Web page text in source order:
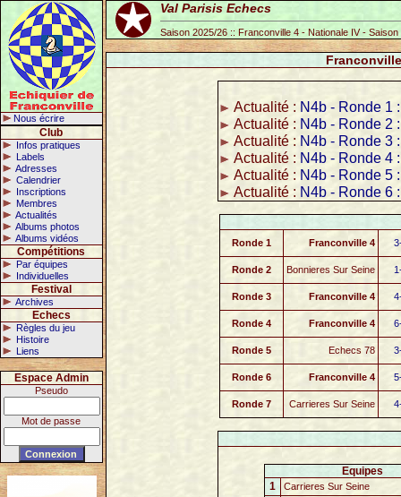
Nous écrire
Club
Infos pratiques
Labels
Adresses
Calendrier
Inscriptions
Membres
Actualités
Albums photos
Albums vidéos
Compétitions
Par équipes
Individuelles
Festival
Archives
Echecs
Règles du jeu
Histoire
Liens
Espace Admin
Pseudo
Mot de passe
Val Parisis Echecs
Saison 2025/26 :: Franconville 4 - Nationale IV - Saison
Actualité : N4b - Ronde 1
Actualité : N4b - Ronde 2
Actualité : N4b - Ronde 3
Actualité : N4b - Ronde 4
Actualité : N4b - Ronde 5
Actualité : N4b - Ronde 6
Ronde 1 Franconville 4
Ronde 2 Bonnieres Sur Seine
Ronde 3 Franconville 4
Ronde 4 Franconville 4
Ronde 5 Echecs 78
Ronde 6 Franconville 4
Ronde 7 Carrieres Sur Seine
Equipes
1
Carrieres Sur Seine